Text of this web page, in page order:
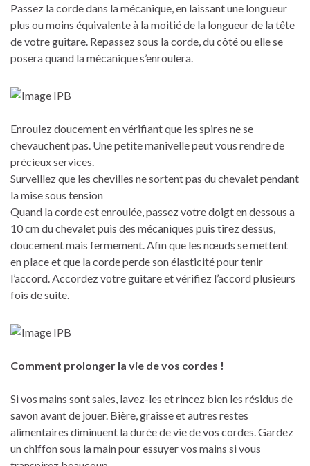
Passez la corde dans la mécanique, en laissant une longueur
plus ou moins équivalente à la moitié de la longueur de la tête
de votre guitare. Repassez sous la corde, du côté ou elle se
posera quand la mécanique s’enroulera.
Enroulez doucement en vérifiant que les spires ne se
chevauchent pas. Une petite manivelle peut vous rendre de
précieux services.
Surveillez que les chevilles ne sortent pas du chevalet pendant
la mise sous tension
Quand la corde est enroulée, passez votre doigt en dessous a
10 cm du chevalet puis des mécaniques puis tirez dessus,
doucement mais fermement. Afin que les nœuds se mettent
en place et que la corde perde son élasticité pour tenir
l’accord. Accordez votre guitare et vérifiez l’accord plusieurs
fois de suite.
Comment prolonger la vie de vos cordes !
Si vos mains sont sales, lavez-les et rincez bien les résidus de
savon avant de jouer. Bière, graisse et autres restes
alimentaires diminuent la durée de vie de vos cordes. Gardez
un chiffon sous la main pour essuyer vos mains si vous